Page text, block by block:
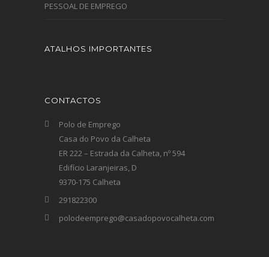
PESSOAL DE EMPREGO
ATALHOS IMPORTANTES
CONTACTOS
Polo de Emprego
Casa do Povo da Calheta
ER 222 – Estrada da Calheta, nº 594
Edifício Laranjeiras, D
9370-175 Calheta
291822300
polodeemprego@casadopovocalheta.com